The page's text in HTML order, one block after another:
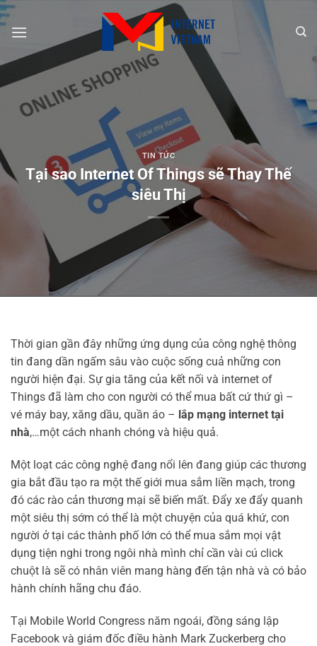
Chuyển
đến
dung
TIN TỨC
Tại sao Internet Of Things sẽ Thay Thế
siêu Thị
Thời gian gần đây những ứng dụng của công nghệ thông
tin đang dần ngấm sâu vào cuộc sống cuả những con
người hiện đại. Sự gia tăng của kết nối và internet of
Things đã làm cho con người có thể mua bất cứ thứ gì –
vé máy bay, xăng dầu, quần áo – lắp mạng internet tại
nhà,…một cách nhanh chóng và hiệu quả.
Một loạt các công nghệ đang nổi lên đang giúp các thương
gia bắt đầu tạo ra một thế giới mua sắm liền mạch, trong
đó các rào cản thương mại sẽ biến mất. Đẩy xe đẩy quanh
một siêu thị sớm có thể là một chuyện của quá khứ, con
người ở tại các thành phố lớn có thể mua sắm mọi vật
dụng tiện nghi trong ngôi nhà mình chỉ cần vài cú click
chuột là sẽ có nhân viên mang hàng đến tận nhà và có bảo
hành chính hãng chu đáo.
Tại Mobile World Congress năm ngoái, đồng sáng lập
Facebook và giám đốc điều hành Mark Zuckerberg cho